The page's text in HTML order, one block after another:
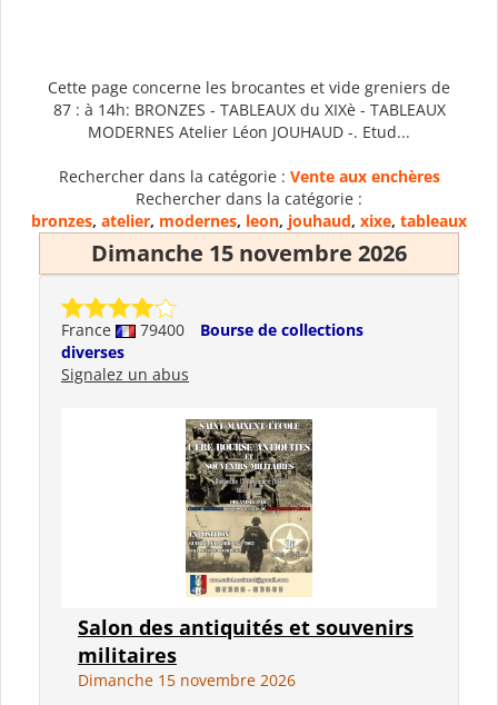
Cette page concerne les brocantes et vide greniers de
87 : à 14h: BRONZES - TABLEAUX du XIXè - TABLEAUX
MODERNES Atelier Léon JOUHAUD -. Etud...
Rechercher dans la catégorie : Vente aux enchères
Rechercher dans la catégorie :
bronzes, atelier, modernes, leon, jouhaud, xixe, tableaux
Dimanche 15 novembre 2026
France 79400
Bourse de collections
diverses
Signalez un abus
Salon des antiquités et souvenirs
militaires
Dimanche 15 novembre 2026